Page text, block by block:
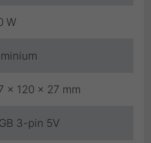
W
x 120 x 27 mm
3-pin 5V